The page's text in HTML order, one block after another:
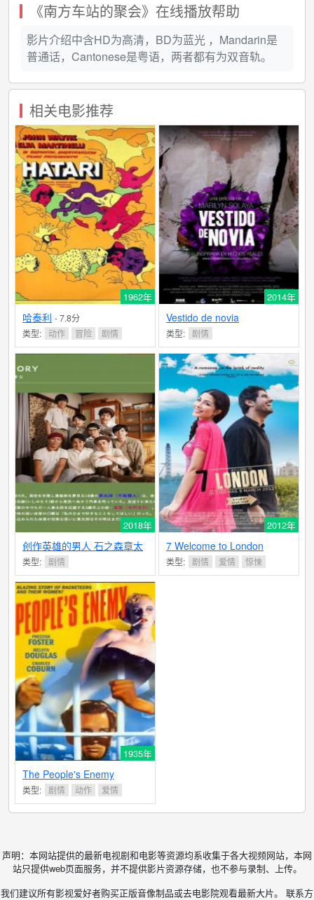
《南方车站的聚会》在线播放帮助
影片介绍中含HD为高清，BD为蓝光 ，Mandarin是
普通话，Cantonese是粤语，两者都有为双音轨。
相关电影推荐
1962年
哈泰利 - 7.8分
类型:
动作 冒险 剧情
2014年
Vestido de novia
类型: 剧情
2018年
创作英雄的男人 石之森章太
郎 - 7.2分
类型: 剧情
2012年
7 Welcome to London
类型: 剧情 爱情 惊悚
1935年
The People's Enemy
类型: 剧情 动作 爱情
声明：本网站提供的最新电视剧和电影等资源均系收集于各大视频网站，本网
站只提供web页面服务，并不提供影片资源存储，也不参与录制、上传。
我们建议所有影视爱好者购买正版音像制品或去电影院观看最新大片。 联系方